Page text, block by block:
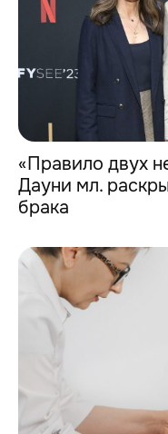
«Правило двух
Дауни мл.
брака